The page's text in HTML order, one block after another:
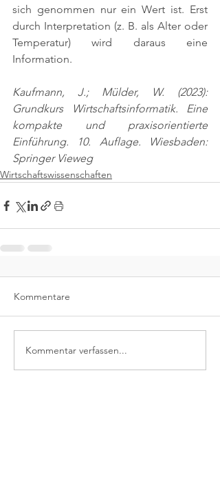
sich genommen nur ein Wert ist. Erst
durch Interpretation (z. B. als Alter oder
Temperatur) wird daraus eine
Information.
Kaufmann, J.; Mülder, W. (2023):
Grundkurs Wirtschaftsinformatik. Eine
kompakte und praxisorientierte
Einführung. 10. Auflage. Wiesbaden:
Springer Vieweg
Wirtschaftswissenschaften
Kommentare
Kommentar verfassen...